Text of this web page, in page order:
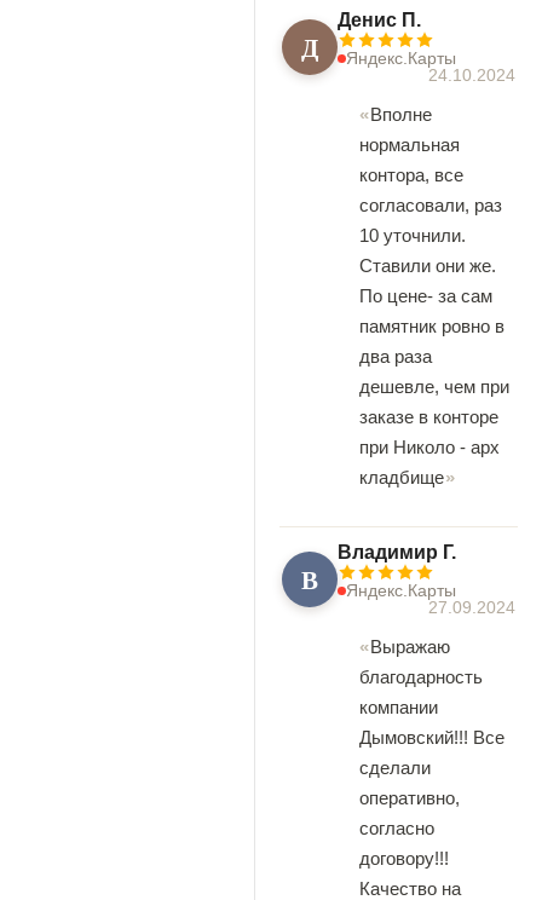
Д
Денис П.
Яндекс.Карты
24.10.2024
Вполне
нормальная
контора, все
согласовали, раз
10 уточнили.
Ставили они же.
По цене- за сам
памятник ровно в
два раза
дешевле, чем при
заказе в конторе
при Николо - арх
кладбище
В
Владимир Г.
Яндекс.Карты
27.09.2024
Выражаю
благодарность
компании
Дымовский!!! Все
сделали
оперативно,
согласно
договору!!!
Качество на